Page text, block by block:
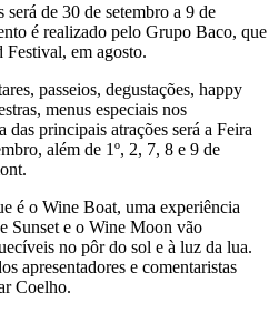
de 30 de setembro a 9 de
é realizado pelo Grupo Baco, que
em agosto.
passeios, degustações, happy
menus especiais nos
das principais atrações será a Feira
além de 1º, 2, 7, 8 e 9 de
é o Wine Boat, uma experiência
Sunset e o Wine Moon vão
no pôr do sol e à luz da lua.
apresentadores e comentaristas
Coelho.